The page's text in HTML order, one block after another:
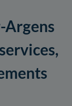
Argens